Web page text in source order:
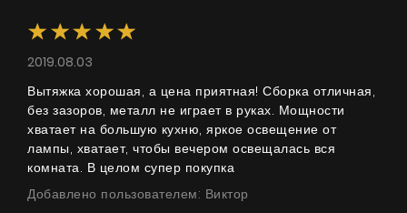
2019.08.03
Вытяжка хорошая, а цена приятная! Сборка отличная,
без зазоров, металл не играет в руках. Мощности
хватает на большую кухню, яркое освещение от
лампы, хватает, чтобы вечером освещалась вся
комната. В целом супер покупка
Добавлено пользователем: Виктор